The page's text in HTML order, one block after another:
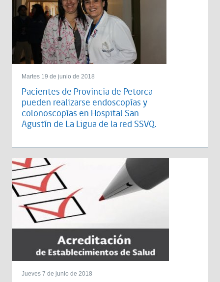
Martes 19 de junio de 2018
Pacientes de Provincia de Petorca
pueden realizarse endoscopías y
colonoscopías en Hospital San
Agustín de La Ligua de la red SSVQ.
Jueves 7 de junio de 2018